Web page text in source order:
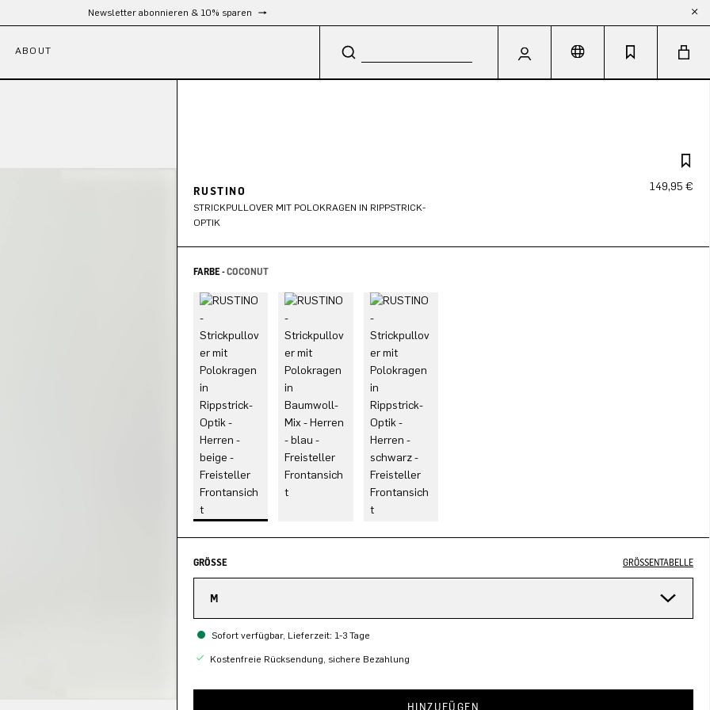
Kostenloser Versand ab 300 €
ABOUT
RUSTINO
STRICKPULLOVER MIT POLOKRAGEN IN RIPPSTRICK-
OPTIK
149,95 €
FARBE -COCONUT
GRÖSSE GRÖSSENTABELLE
M
Sofort verfügbar, Lieferzeit: 1-3 Tage
Kostenfreie Rücksendung, sichere Bezahlung
HINZUFÜGEN